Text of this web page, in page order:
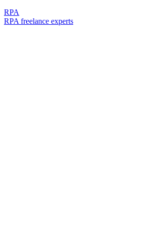
RPA
RPA freelance experts